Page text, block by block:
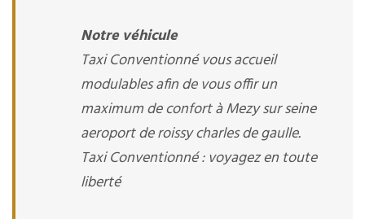
Notre véhicule
Taxi Conventionné vous accueil
modulables afin de vous offir un
maximum de confort à Mezy sur seine
aeroport de roissy charles de gaulle.
Taxi Conventionné : voyagez en toute
liberté